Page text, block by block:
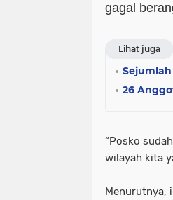
gagal
Lihat juga
26
“Posko
wilayah kita
Menurutnya,